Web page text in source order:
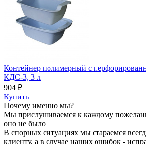
Контейнер полимерный с
КДС-3, 3 л
904 ₽
Купить
Почему именно мы?
Мы прислушиваемся к каждому
оно не было
В спорных ситуациях мы стараемся
клиенту, а в случае наших ошибок -